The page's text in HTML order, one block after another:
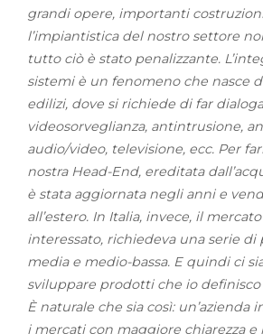
grandi opere, importanti
l’impiantistica del nostro settore
tutto ciò è stato penalizzante.
sistemi è un fenomeno che nasce
edilizi, dove si richiede di far
videosorveglianza, antintrusione,
audio/video, televisione, ecc. Per
nostra Head-End, ereditata
è stata aggiornata negli anni e
all’estero. In Italia, invece, il
interessato, richiedeva una serie di
media e medio-bassa. E quindi ci
sviluppare prodotti che io definisco
È naturale che sia così: un’azienda
i mercati con maggiore chiarezza